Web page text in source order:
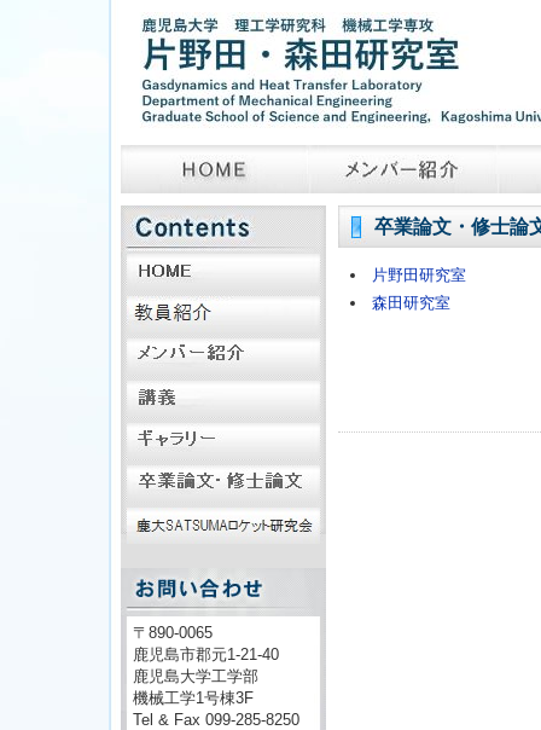
〒890-0065
鹿児島市郡元1-21-40
鹿児島大学工学部
機械工学1号棟3F
Tel & Fax 099-285-8250
卒業論文・修士論
片野田研究室
森田研究室